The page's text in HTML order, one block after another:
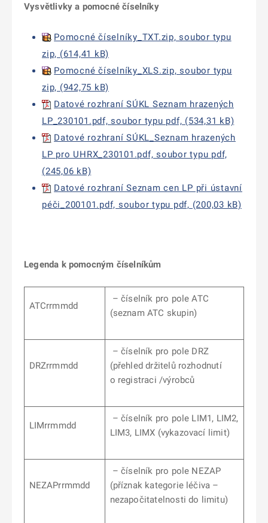
Vysvětlivky a pomocné číselníky
Pomocné číselníky_TXT.zip, soubor typu
zip, (614,41 kB)
Pomocné číselníky_XLS.zip, soubor typu
zip, (942,75 kB)
Datové rozhraní SÚKL Seznam hrazených
LP_230101.pdf, soubor typu pdf, (534,31 kB)
Datové rozhraní SÚKL_Seznam hrazených
LP pro UHRX_230101.pdf, soubor typu pdf,
(245,06 kB)
Datové rozhraní Seznam cen LP při ústavní
péči_200101.pdf, soubor typu pdf, (200,03 kB)
Legenda k pomocným číselníkům
ATCrrmmdd
– číselník pro pole ATC
(seznam ATC skupin)
DRZrrmmdd
– číselník pro pole DRZ
(přehled držitelů rozhodnutí
o registraci /výrobců
LIMrrmmdd
– číselník pro pole LIM1, LIM2,
LIM3, LIMX (vykazovací limit)
NEZAPrrmmdd
– číselník pro pole NEZAP
(příznak kategorie léčiva –
nezapočitatelnosti do limitu)